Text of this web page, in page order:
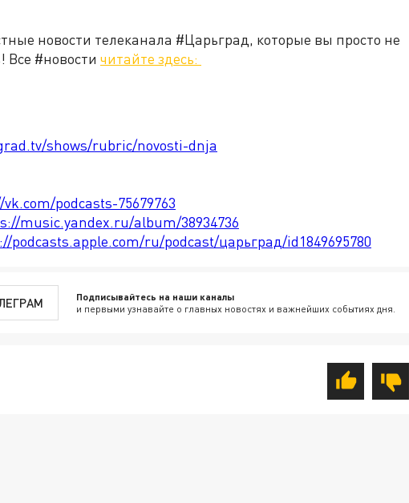
новости телеканала #Царьград, которые вы просто не
Все #новости читайте здесь:
shows/rubric/novosti-dnja
podcasts-75679763
music.yandex.ru/album/38934736
podcasts.apple.com/ru/podcast/царьград/id1849695780
Подписывайтесь на наши каналы
и первыми узнавайте о главных новостях и важнейших событиях дня.